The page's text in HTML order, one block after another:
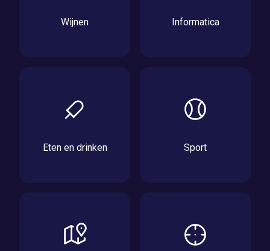
Wijnen Informatica
Eten en drinken Sport